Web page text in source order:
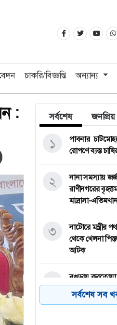
চাকরি/বিজ্ঞপ্তি অন্যান্য
: সর্বশেষ জনপ্রিয়
পাবনার
রোপণে ব্যস্ত
১
নানা সমস্যায়
রাণীনগরের
মাদ্রাসা-
২
নাটোরে মন্ত্রীর
থেকে খেলনা
আটক
৩
বগুড়ায় করতোয়া
ট্রিপল-রুট
নেবে বাংলার
৪
সর্বশেষ সব